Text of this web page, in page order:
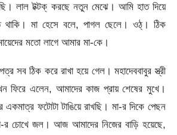
লাল টক্টক্ করছে নতুন মেঝে। আমি হাত দিয়ে
মা হেসে বলে, পাগল ছেলে। ওঠ্। ঠিক
মতো লাগে আমার মা-কে।
সব ঠিক করে রাখা হয়ে গেল। মহাদেববাবুর স্ত্রী
ফিরে এলেন, আমাদের কাজ প্রায় শেষের মুখে।
একমাত্র ফটোটা টাঙিয়ে রাখছি। মা-র দিকে পেছন
র চোখে জল। আজ আমাদের নিজের বাড়ি হয়েছে,